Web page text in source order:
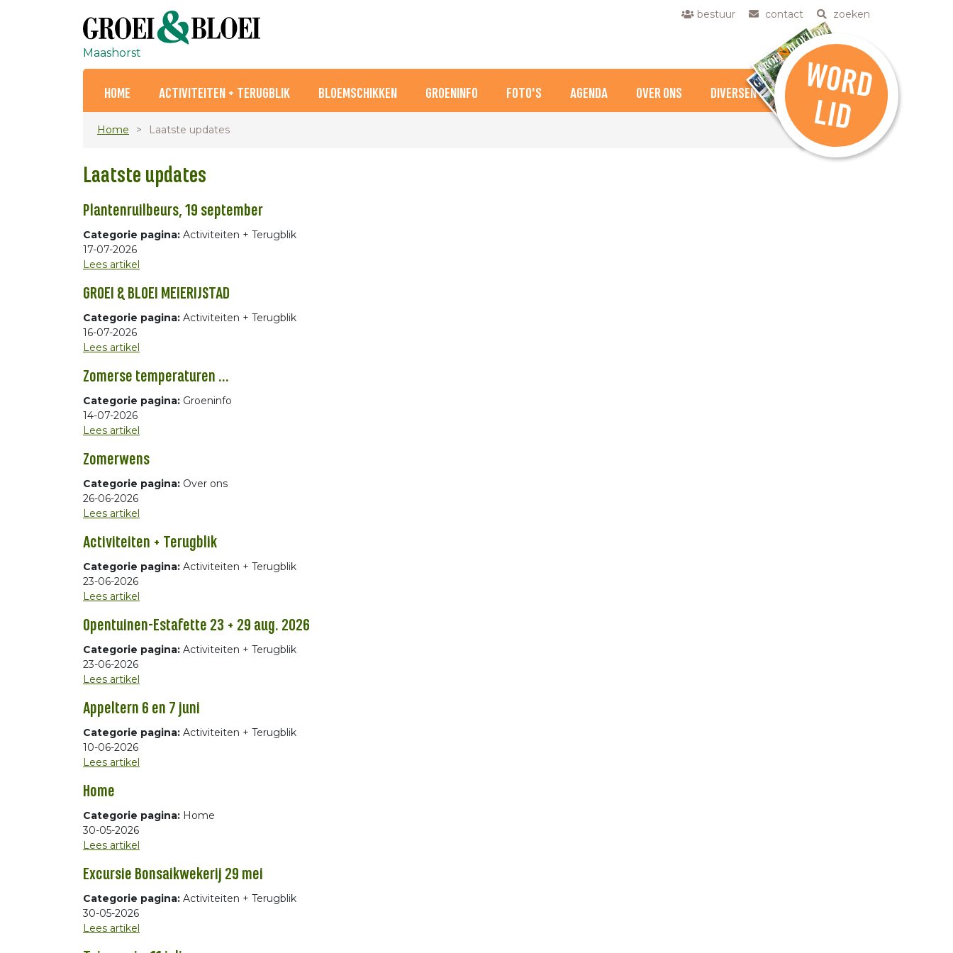
bestuur contact zoeken
Maashorst
HOME ACTIVITEITEN + TERUGBLIK BLOEMSCHIKKEN GROENINFO FOTO'S AGENDA OVER ONS DIVERSEN W
O
R
D
L
ID
Home Laatste updates
Laatste updates
Plantenruilbeurs, 19 september
Categorie pagina: Activiteiten + Terugblik
17-07-2026
Lees artikel
GROEI & BLOEI MEIERIJSTAD
Categorie pagina: Activiteiten + Terugblik
16-07-2026
Lees artikel
Zomerse temperaturen ...
Categorie pagina: Groeninfo
14-07-2026
Lees artikel
Zomerwens
Categorie pagina: Over ons
26-06-2026
Lees artikel
Activiteiten + Terugblik
Categorie pagina: Activiteiten + Terugblik
23-06-2026
Lees artikel
Opentuinen-Estafette 23 + 29 aug. 2026
Categorie pagina: Activiteiten + Terugblik
23-06-2026
Lees artikel
Appeltern 6 en 7 juni
Categorie pagina: Activiteiten + Terugblik
10-06-2026
Lees artikel
Home
Categorie pagina: Home
30-05-2026
Lees artikel
Excursie Bonsaikwekerij 29 mei
Categorie pagina: Activiteiten + Terugblik
30-05-2026
Lees artikel